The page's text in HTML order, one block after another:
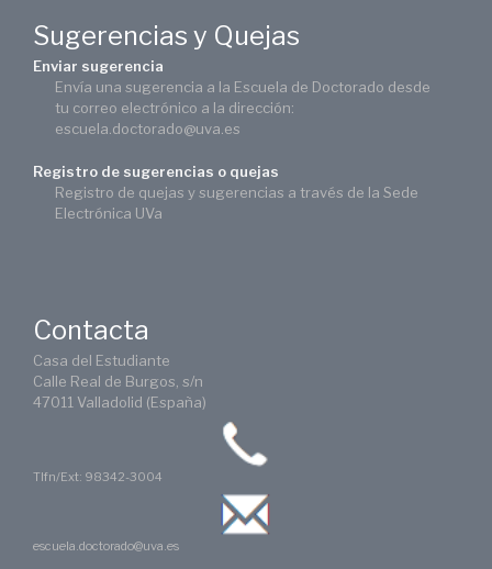
Sugerencias y Quejas
Enviar sugerencia
Envía una sugerencia a la Escuela de Doctorado desde
tu correo electrónico a la dirección:
escuela.doctorado@uva.es
Registro de sugerencias o quejas
Registro de quejas y sugerencias a través de la Sede
Electrónica UVa
Contacta
Casa del Estudiante
Calle Real de Burgos, s/n
47011 Valladolid (España)
Tlfn/Ext: 98342-3004
escuela.doctorado@uva.es